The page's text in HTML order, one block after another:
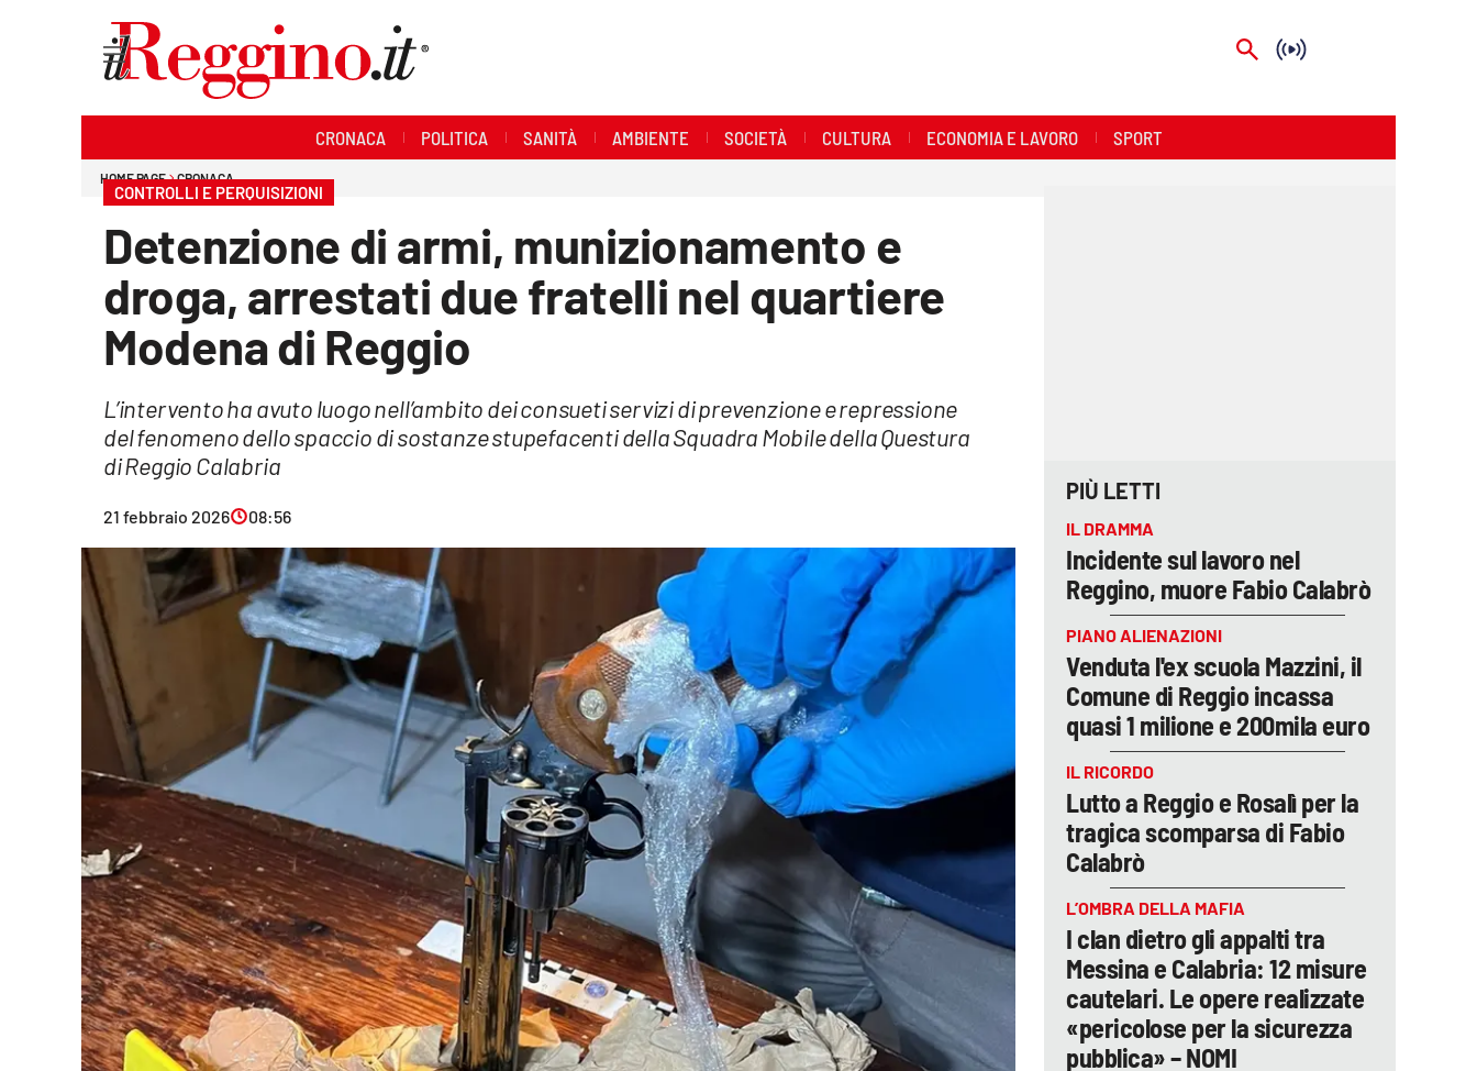
Economia e lavoro
Streaming
lacitymag.it
CRONACA POLITICA SANITÀ AMBIENTE SOCIETÀ CULTURA ECONOMIA E LAVORO SPORT
HOME PAGE CRONACA
CONTROLLI E PERQUISIZIONI
Detenzione di armi, munizionamento e
droga, arrestati due fratelli nel quartiere
Modena di Reggio
L’intervento ha avuto luogo nell’ambito dei consueti servizi di prevenzione e repressione
del fenomeno dello spaccio di sostanze stupefacenti della Squadra Mobile della Questura
di Reggio Calabria
21 febbraio 2026 08:56
PIÙ LETTI
IL DRAMMA
Incidente sul lavoro nel
Reggino, muore Fabio Calabrò
PIANO ALIENAZIONI
Venduta l'ex scuola Mazzini, il
Comune di Reggio incassa
quasi 1 milione e 200mila euro
IL RICORDO
Lutto a Reggio e Rosalì per la
tragica scomparsa di Fabio
Calabrò
L’OMBRA DELLA MAFIA
I clan dietro gli appalti tra
Messina e Calabria: 12 misure
cautelari. Le opere realizzate
«pericolose per la sicurezza
pubblica» – NOMI